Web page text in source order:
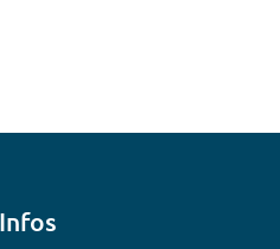
Infos